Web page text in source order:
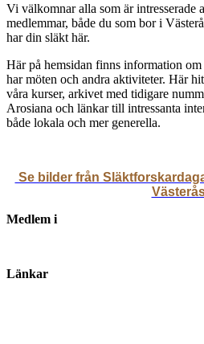
Vi välkomnar alla som är intresserade
medlemmar, både du som bor i
har din släkt här.
Här på hemsidan finns information
har möten och andra aktiviteter. Här
våra kurser, arkivet med tidigare
Arosiana och länkar till intressanta
både lokala och mer generella.
Se bilder från
Medlem i
Länkar